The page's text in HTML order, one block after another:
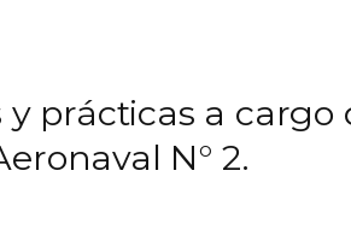
prácticas a
N° 2.